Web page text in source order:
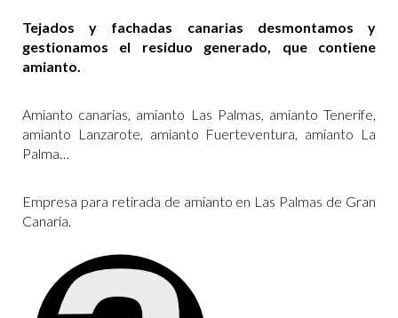
Tejados y fachadas canarias desmontamos y
gestionamos el residuo generado, que contiene
amianto.
Amianto canarias, amianto Las Palmas, amianto Tenerife,
amianto Lanzarote, amianto Fuerteventura, amianto La
Palma…
Empresa para retirada de amianto en Las Palmas de Gran
Canaria.